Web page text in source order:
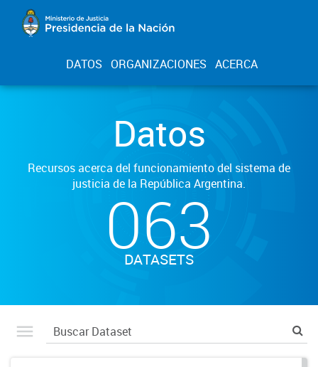
DATOS ORGANIZACIONES ACERCA
Datos
Recursos acerca del funcionamiento del sistema de
justicia de la República Argentina.
063
DATASETS